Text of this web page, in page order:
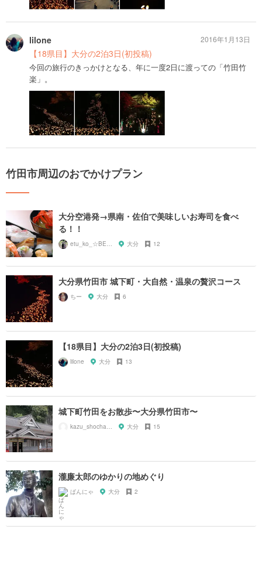
lilone
【18県目】大分の2泊3日(初投稿)
今回の旅行のきっかけとなる、年に一度2日に渡っての「竹田竹
楽」。
2016年1月13日
竹田市周辺のおでかけプラン
大分空港発→県南・佐伯で美味しいお寿司を食べ
る！！
etu_ko_☆BEPPU 大分 12
大分県竹田市 城下町・大自然・温泉の贅沢コース
ちー 大分 6
【18県目】大分の2泊3日(初投稿)
lilone 大分 13
城下町竹田をお散歩〜大分県竹田市〜
kazu_shochan0809 大分 15
瀧廉太郎のゆかりの地めぐり
ぱんにゃ 大分 2